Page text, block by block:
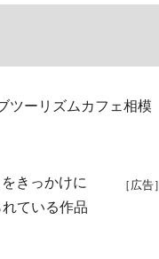
ーリズムカフェ相模
［広告］
きっかけに
ている作品